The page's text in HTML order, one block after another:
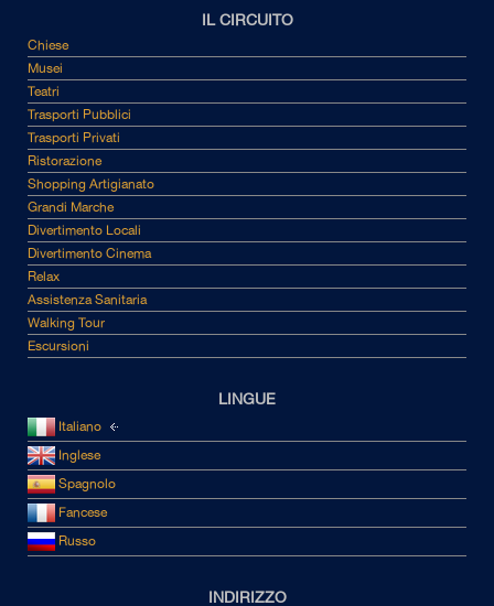
IL CIRCUITO
Chiese
Musei
Teatri
Trasporti Pubblici
Trasporti Privati
Ristorazione
Shopping Artigianato
Grandi Marche
Divertimento Locali
Divertimento Cinema
Relax
Assistenza Sanitaria
Walking Tour
Escursioni
LINGUE
Italiano
Inglese
Spagnolo
Fancese
Russo
INDIRIZZO